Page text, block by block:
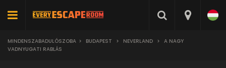
MINDENSZABADULÓSZOBA > BUDAPEST > NEVERLAND > A NAGY
VADNYUGATI RABLÁS